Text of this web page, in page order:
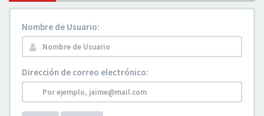
Nombre de Usuario:
Dirección de correo electrónico: